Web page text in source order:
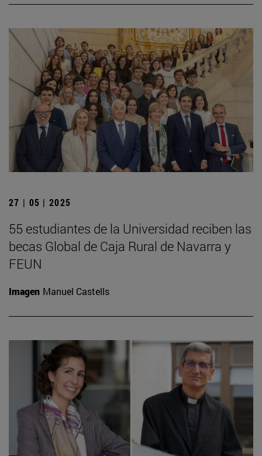
27 | 05 | 2025
55 estudiantes de la Universidad reciben las
becas Global de Caja Rural de Navarra y
FEUN
Imagen Manuel Castells